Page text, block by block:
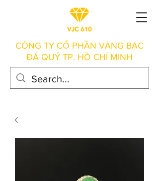
CÔNG TY CỔ PHẦN VÀNG BẠC
ĐÁ QUÝ TP. HỒ CHÍ MINH